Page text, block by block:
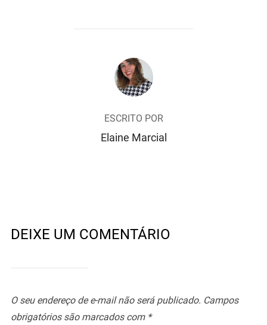
AUTOR DO POST
ESCRITO POR
Elaine Marcial
DEIXE UM COMENTÁRIO
O seu endereço de e-mail não será publicado. Campos
obrigatórios são marcados com *